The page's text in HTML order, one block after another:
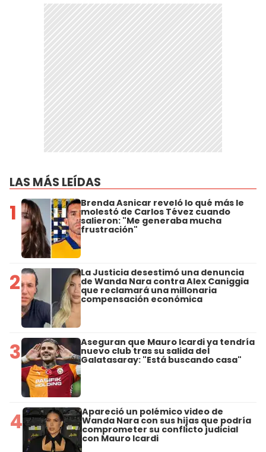
LAS MÁS LEÍDAS
1 Brenda Asnicar reveló lo qué más le
molestó de Carlos Tévez cuando
salieron: "Me generaba mucha
frustración"
2 La Justicia desestimó una denuncia
de Wanda Nara contra Alex Caniggia
que reclamará una millonaria
compensación económica
3 Aseguran que Mauro Icardi ya tendría
nuevo club tras su salida del
Galatasaray: "Está buscando casa"
4 Apareció un polémico video de
Wanda Nara con sus hijas que podría
comprometer su conflicto judicial
con Mauro Icardi